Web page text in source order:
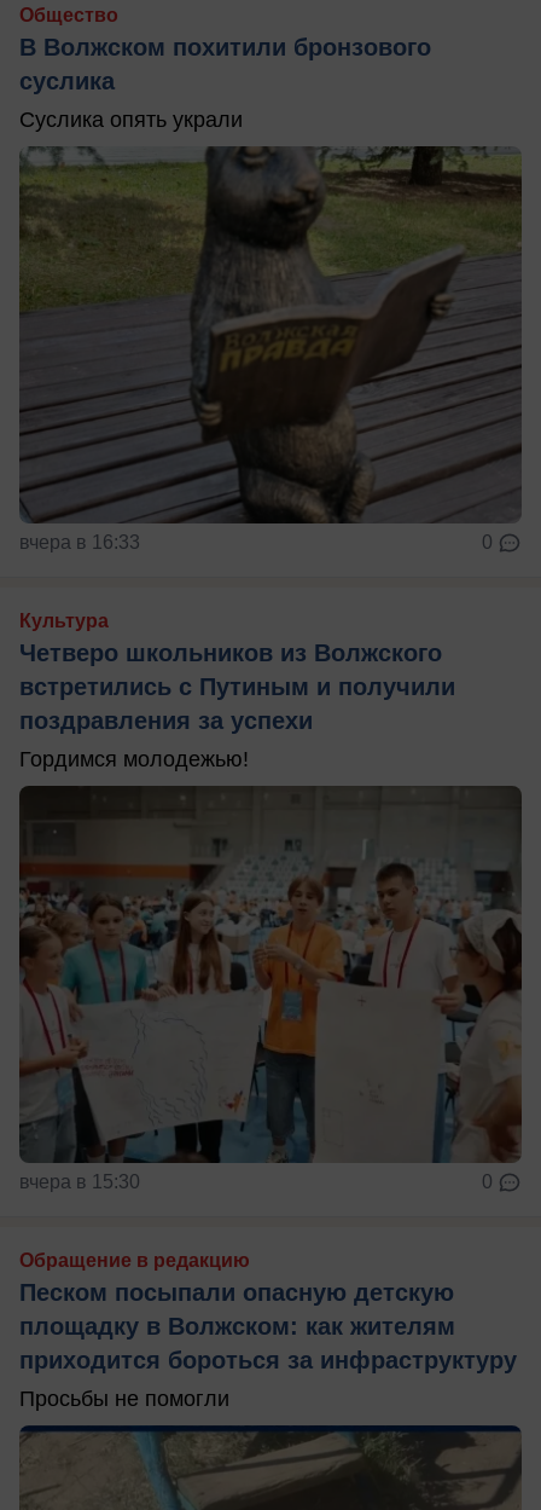
Общество
В Волжском похитили бронзового
суслика
Суслика опять украли
вчера в 16:33 0
Культура
Четверо школьников из Волжского
встретились с Путиным и получили
поздравления за успехи
Гордимся молодежью!
вчера в 15:30 0
Обращение в редакцию
Песком посыпали опасную детскую
площадку в Волжском: как жителям
приходится бороться за инфраструктуру
Просьбы не помогли